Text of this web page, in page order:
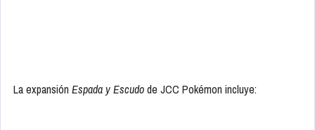
La expansión Espada y Escudode JCC Pokémon incluye: